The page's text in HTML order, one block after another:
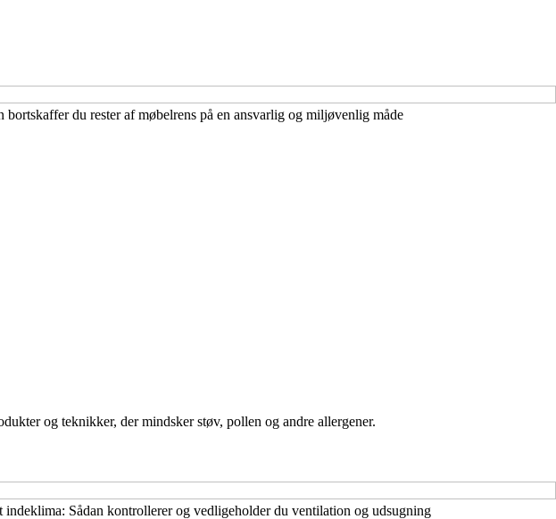
bortskaffer du rester af møbelrens på en ansvarlig og miljøvenlig måde
og teknikker, der mindsker støv, pollen og andre allergener.
indeklima: Sådan kontrollerer og vedligeholder du ventilation og udsugning